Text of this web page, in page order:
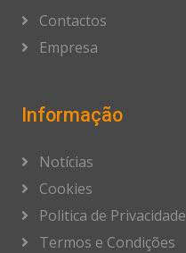
Contactos
Empresa
Informação
Notícias
Cookies
Politica de Privacidade
Termos e Condições